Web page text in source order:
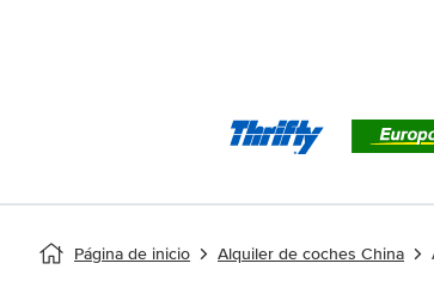
Página de inicio Alquiler de coches China